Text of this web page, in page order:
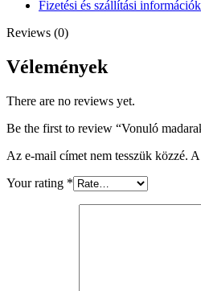
Fizetési és szállítási információk
Reviews (0)
Vélemények
There are no reviews yet.
Be the first to review “Vonuló
Az e-mail címet nem tesszük közzé.
Your rating *